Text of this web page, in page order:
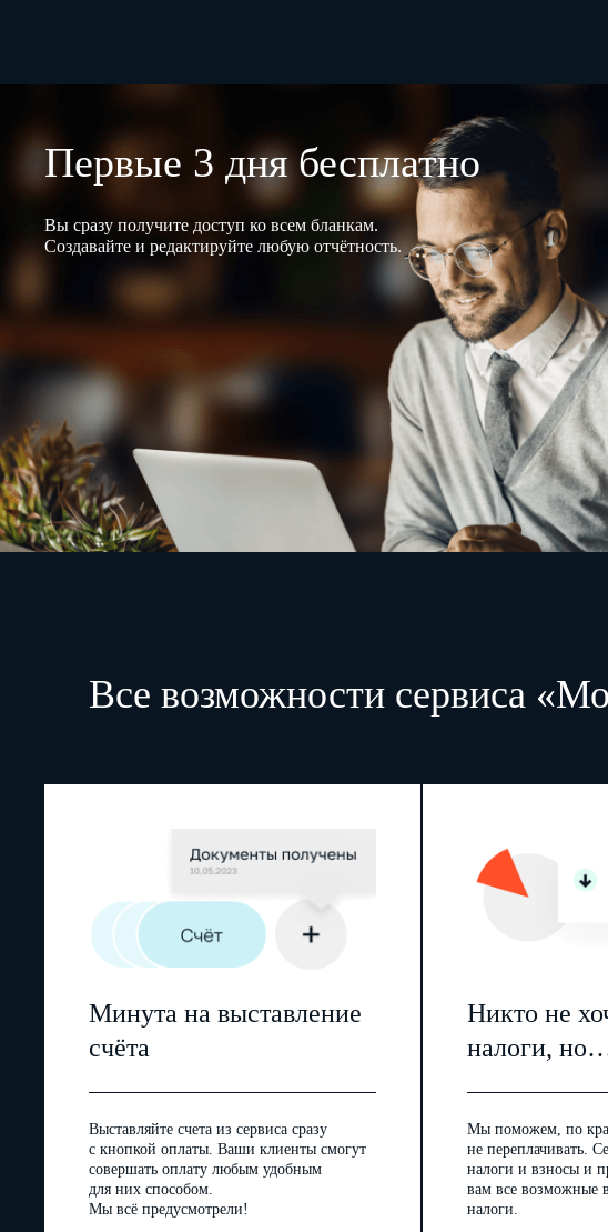
Первые 3 дня бесплатно
Вы сразу получите доступ ко всем бланкам.
Создавайте и редактируйте любую отчётность.
Все возможности сервиса
Минута на выставление
счёта
Выставляйте счета из сервиса сразу
с кнопкой оплаты. Ваши клиенты смогут
совершать оплату любым удобным
для них способом.
Мы всё предусмотрели!
Никто не
налоги,
Мы поможем, по
не переплачивать.
налоги и взносы и
вам все возможные
налоги.